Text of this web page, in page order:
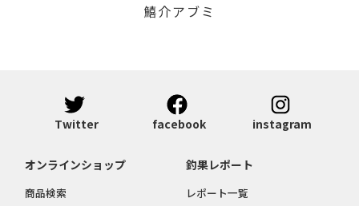
鱚介アブミ
Twitter facebook instagram
オンラインショップ
商品検索
釣果レポート
レポート一覧